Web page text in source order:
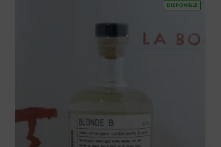
DISPONIBLE